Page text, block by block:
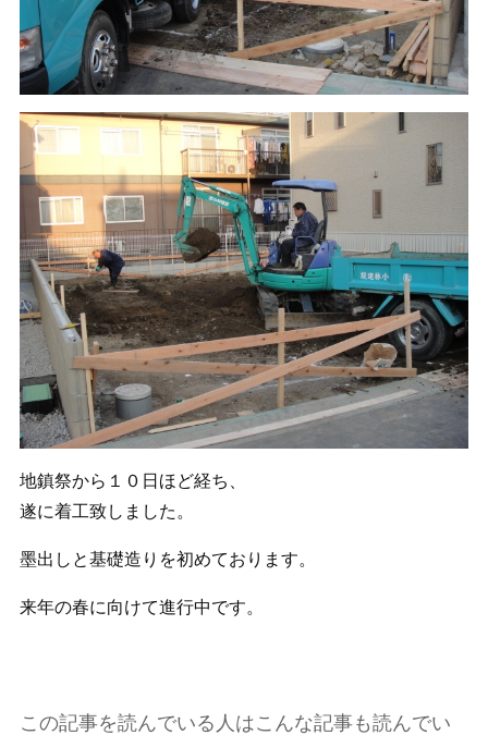
地鎮祭から１０日ほど経ち、
遂に着工致しました。
墨出しと基礎造りを初めております。
来年の春に向けて進行中です。
この記事を読んでいる人はこんな記事も読んでい